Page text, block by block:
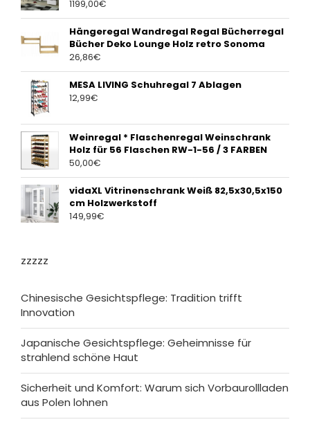
1199,00€
Hängeregal Wandregal Regal Bücherregal
Bücher Deko Lounge Holz retro Sonoma
26,86€
MESA LIVING Schuhregal 7 Ablagen
12,99€
Weinregal * Flaschenregal Weinschrank
Holz für 56 Flaschen RW-1-56 / 3 FARBEN
50,00€
vidaXL Vitrinenschrank Weiß 82,5x30,5x150
cm Holzwerkstoff
149,99€
zzzzz
Chinesische Gesichtspflege: Tradition trifft
Innovation
Japanische Gesichtspflege: Geheimnisse für
strahlend schöne Haut
Sicherheit und Komfort: Warum sich Vorbaurollladen
aus Polen lohnen